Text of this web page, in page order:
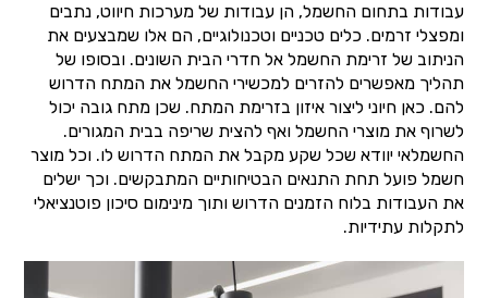
עבודות בתחום החשמל, הן עבודות של מערכות חיווט, נתבים
ומפצלי זרמים. כלים טכניים וטכנולוגיים, הם אלו שמבצעים את
הניתוב של זרימת החשמל אל חדרי הבית השונים. ובסופו של
תהליך מאפשרים להזרים למכשירי החשמל את המתח הדרוש
להם. כאן חיוני ליצור איזון בזרימת המתח. שכן מתח גובה יכול
לשרוף את מוצרי החשמל ואף להצית שריפה בבית המגורים.
החשמלאי יוודא שכל שקע מקבל את המתח הדרוש לו. וכל מוצר
חשמל פועל תחת התנאים הבטיחותיים המתבקשים. וכך ישלים
את העבודות בלוח הזמנים הדרוש ותוך מינימום סיכון פוטנציאלי
לתקלות עתידיות.